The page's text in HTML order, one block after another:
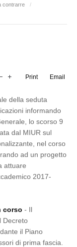
contrarre
/
Print Email
della seduta
informando
lo scorso 9
dal MIUR sul
nel corso
ad un progetto
attuare
2017-
corso - Il
Decreto
il Piano
di prima fascia.